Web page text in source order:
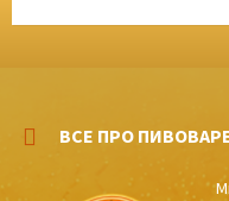
ВСЕ ПРО